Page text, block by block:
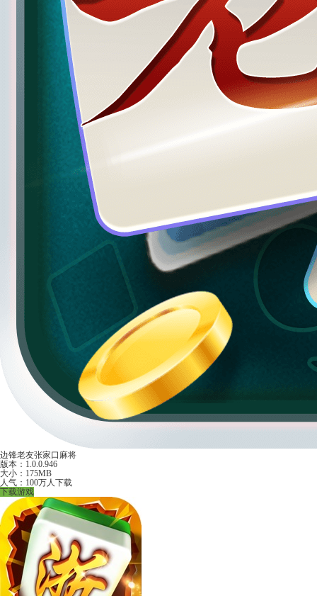
边锋老友张家口麻将
版本：1.0.0.946
大小：175MB
人气：100万人下载
下载游戏